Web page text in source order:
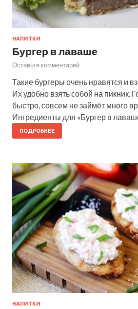
НАПИТКИ
Бургер в лаваше
Оставьте комментарий
Такие бургеры очень нравятся и
Их удобно взять собой на пикник.
быстро, совсем не займёт много
Ингредиенты для «Бургер в
ПОДРОБНЕЕ
НАПИТКИ